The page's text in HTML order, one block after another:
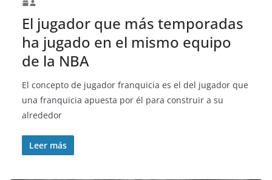
El jugador que más temporadas
ha jugado en el mismo equipo
de la NBA
El concepto de jugador franquicia es el del jugador que
una franquicia apuesta por él para construir a su
alrededor
Leer más